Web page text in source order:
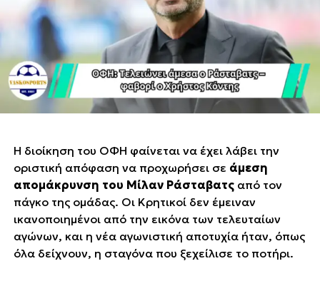
Η διοίκηση του ΟΦΗ φαίνεται να έχει λάβει την
οριστική απόφαση να προχωρήσει σε άμεση
απομάκρυνση του Μίλαν Ράσταβατςαπό τον
πάγκο της ομάδας. Οι Κρητικοί δεν έμειναν
ικανοποιημένοι από την εικόνα των τελευταίων
αγώνων, και η νέα αγωνιστική αποτυχία ήταν, όπως
όλα δείχνουν, η σταγόνα που ξεχείλισε το ποτήρι.